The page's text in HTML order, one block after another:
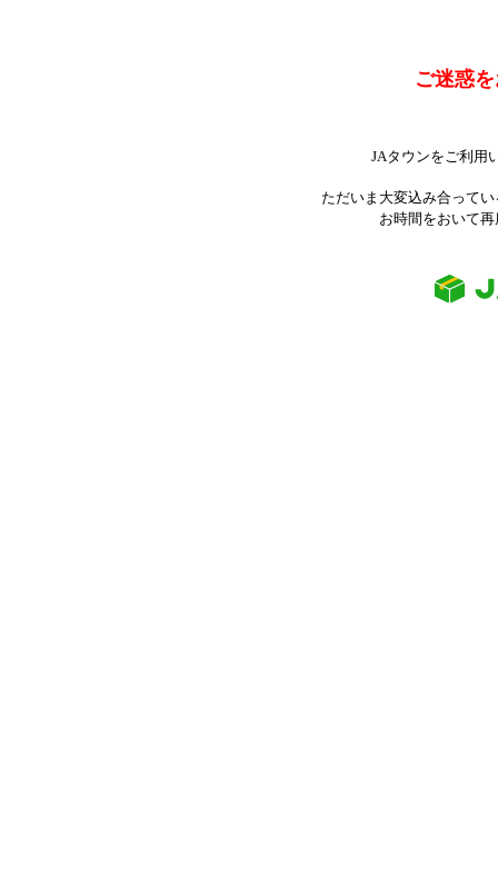
ご迷惑
JAタウンをご利用
ただいま大変込み合って
お時間をおいて